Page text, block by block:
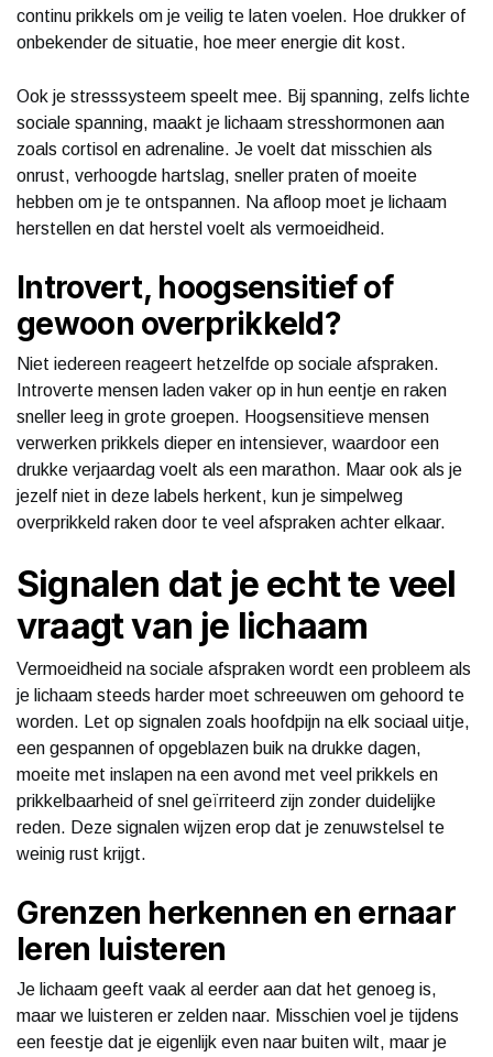
continu prikkels om je veilig te laten voelen. Hoe drukker of
onbekender de situatie, hoe meer energie dit kost.
Ook je stresssysteem speelt mee. Bij spanning, zelfs lichte
sociale spanning, maakt je lichaam stresshormonen aan
zoals cortisol en adrenaline. Je voelt dat misschien als
onrust, verhoogde hartslag, sneller praten of moeite
hebben om je te ontspannen. Na afloop moet je lichaam
herstellen en dat herstel voelt als vermoeidheid.
Introvert, hoogsensitief of
gewoon overprikkeld?
Niet iedereen reageert hetzelfde op sociale afspraken.
Introverte mensen laden vaker op in hun eentje en raken
sneller leeg in grote groepen. Hoogsensitieve mensen
verwerken prikkels dieper en intensiever, waardoor een
drukke verjaardag voelt als een marathon. Maar ook als je
jezelf niet in deze labels herkent, kun je simpelweg
overprikkeld raken door te veel afspraken achter elkaar.
Signalen dat je echt te veel
vraagt van je lichaam
Vermoeidheid na sociale afspraken wordt een probleem als
je lichaam steeds harder moet schreeuwen om gehoord te
worden. Let op signalen zoals hoofdpijn na elk sociaal uitje,
een gespannen of opgeblazen buik na drukke dagen,
moeite met inslapen na een avond met veel prikkels en
prikkelbaarheid of snel geïrriteerd zijn zonder duidelijke
reden. Deze signalen wijzen erop dat je zenuwstelsel te
weinig rust krijgt.
Grenzen herkennen en ernaar
leren luisteren
Je lichaam geeft vaak al eerder aan dat het genoeg is,
maar we luisteren er zelden naar. Misschien voel je tijdens
een feestje dat je eigenlijk even naar buiten wilt, maar je